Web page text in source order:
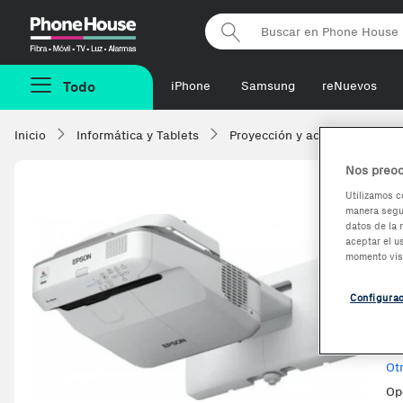
Phonehouse
Todo iPhone Samsung reNuevos
Inicio Informática y Tablets Proyección y accesorios
Nos
Utilizamos
manera
datos de la
aceptar el
momento